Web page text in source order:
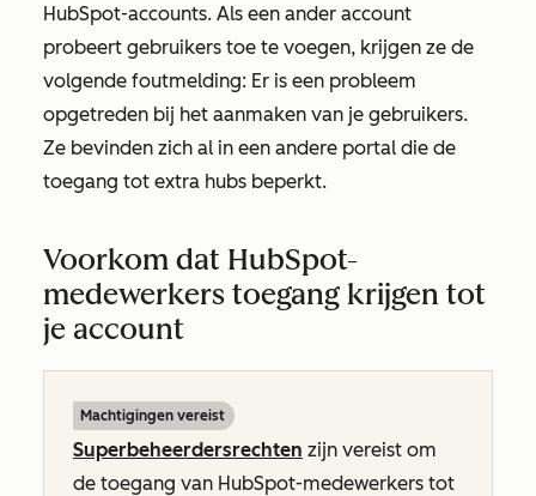
HubSpot-accounts. Als een ander account
probeert gebruikers toe te voegen, krijgen ze de
volgende foutmelding: Er is een probleem
opgetreden bij het aanmaken van je gebruikers.
Ze bevinden zich al in een andere portal die de
toegang tot extra hubs beperkt.
Voorkom dat HubSpot-
medewerkers toegang krijgen tot
je account
Machtigingen vereist
Superbeheerdersrechten zijn vereist om
de toegang van HubSpot-medewerkers tot